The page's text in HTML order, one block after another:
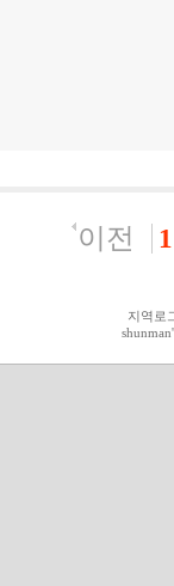
이전 1
지역로
shunman